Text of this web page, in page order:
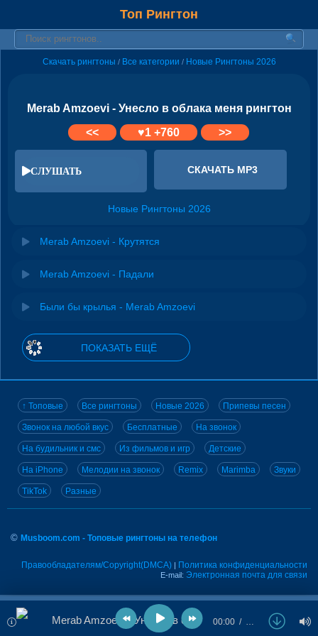
Топ Рингтон
Скачать рингтоны / Все категории / Новые Рингтоны 2026
Merab Amzoevi - Унесло в облака меня рингтон
<<
♥1+760 >>
СЛУШАТЬ СКАЧАТЬ MP3
Новые Рингтоны 2026
Merab Amzoevi - Крутятся
Merab Amzoevi - Падали
Были бы крылья - Merab Amzoevi
ПОКАЗАТЬ ЕЩЁ
↑ Топовые Все рингтоны Новые 2026 Припевы песен
Звонок на любой вкус Бесплатные На звонок
На будильник и смс Из фильмов и игр Детские
На iPhone Мелодии на звонок Remix Marimba Звуки
TikTok Разные
© Musboom.com - Топовые рингтоны на телефон
Правообладателям/Copyright(DMCA) | Политика конфиденциальности
E-mail: Электронная почта для связи
Merab Amzoevi - Унесло в облака меня 00:00 …